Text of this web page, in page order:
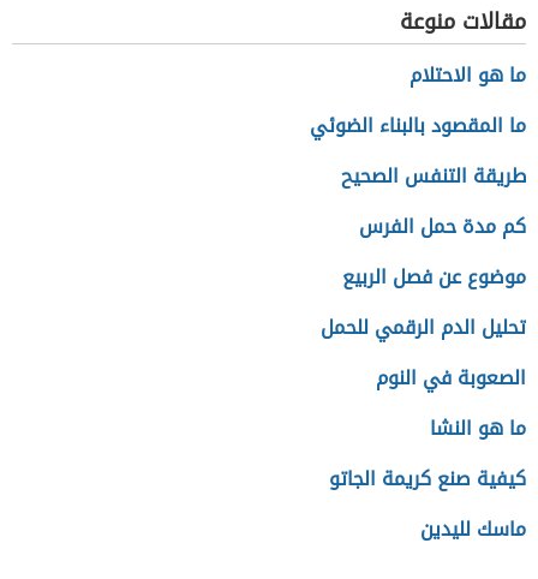
مقالات منوعة
ما هو الاحتلام
ما المقصود بالبناء الضوئي
طريقة التنفس الصحيح
كم مدة حمل الفرس
موضوع عن فصل الربيع
تحليل الدم الرقمي للحمل
الصعوبة في النوم
ما هو النشا
كيفية صنع كريمة الجاتو
ماسك لليدين